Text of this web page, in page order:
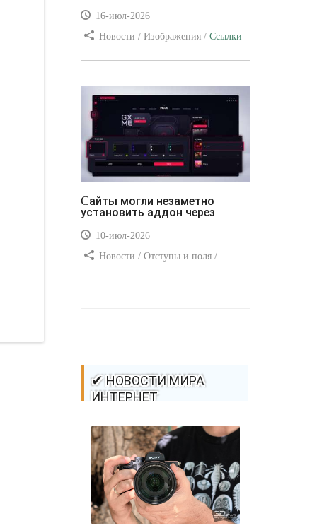
16-июл-2026
Новости / Изображения / Ссылки
Сайты могли незаметно
установить аддон через
10-июл-2026
Новости / Отступы и поля /
✔ НОВОСТИ МИРА
ИНТЕРНЕТ